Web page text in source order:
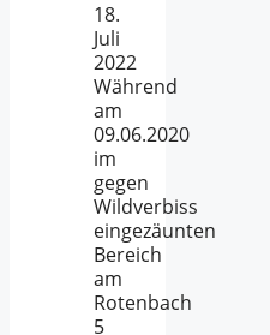
18.
Juli
2022
Während
am
09.06.2020
im
gegen
Wildverbiss
eingezäunten
Bereich
am
Rotenbach
5